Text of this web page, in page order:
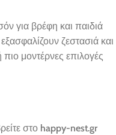
για βρέφη και παιδιά
ζεστασιά και
μοντέρνες επιλογές
στο happy-nest.gr